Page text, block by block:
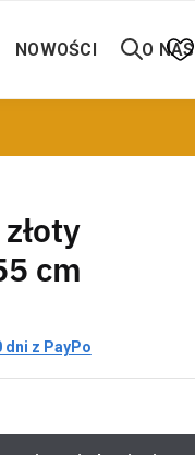
NOWOŚCI O NAS
cm
dni z PayPo